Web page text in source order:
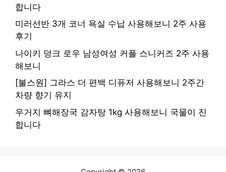
합니다
미러선반 3개 코너 욕실 수납 사용해보니 2주 사용
후기
나이키 덩크 로우 남성여성 커플 스니커즈 2주 사용
해보니
[불스원] 그라스 더 편백 디퓨저 사용해보니 2주간
차량 향기 유지
우거지 뼈해장국 감자탕 1kg 사용해보니 국물이 진
합니다